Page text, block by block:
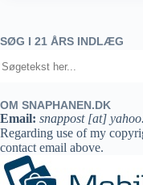
SØG I 21 ÅRS INDLÆG
OM SNAPHANEN.DK
Email: snappost [at]
Regarding use of my
contact email above.